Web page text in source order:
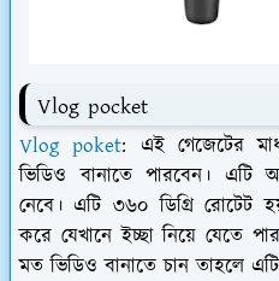
Vlog pocket
Vlog poket: এই গেজেটের
ভিডিও বানাতে পারবেন। এটি
নেবে। এটি ৩৬০ ডিগ্রি
করে যেখানে ইচ্ছা নিয়ে যেতে
মত ভিডিও বানাতে চান তাহলে